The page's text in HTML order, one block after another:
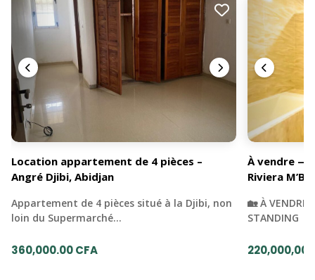
Location appartement de 4 pièces –
Angré Djibi, Abidjan
Appartement de 4 pièces situé à la Djibi, non
loin du Supermarché…
360,000.00 CFA
À vendre —
Riviera
🏡 À VENDRE
STANDING |